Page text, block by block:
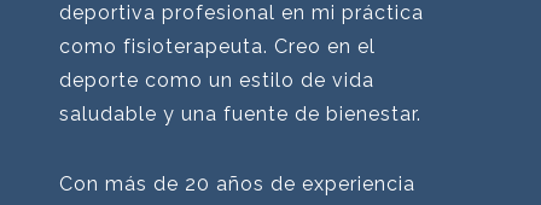
deportiva profesional en mi práctica
como fisioterapeuta. Creo en el
deporte como un estilo de vida
saludable y una fuente de bienestar.
Con más de 20 años de experiencia